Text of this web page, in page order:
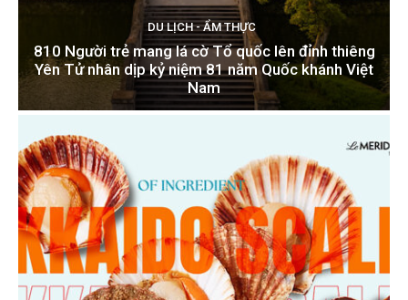
DU LỊCH - ẨM THỰC
810 Người trẻ mang lá cờ Tổ quốc lên đỉnh thiêng
Yên Tử nhân dịp kỷ niệm 81 năm Quốc khánh Việt
Nam